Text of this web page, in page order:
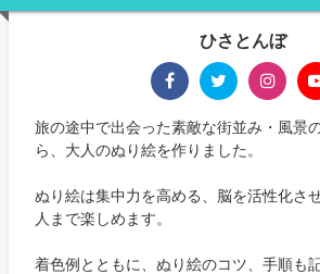
ひさとんぼ
旅の途中で出会った素敵な街並み・風景
ら、大人のぬり絵を作りました。
ぬり絵は集中力を高める、脳を活性化さ
人まで楽しめます。
着色例とともに、ぬり絵のコツ、手順も